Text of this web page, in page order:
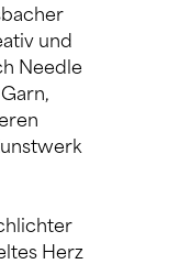
und
Needle
Herz